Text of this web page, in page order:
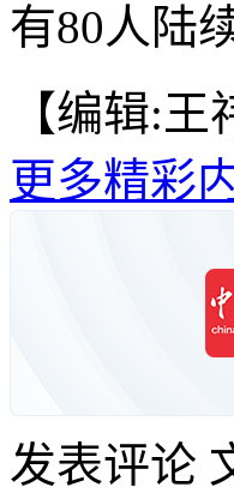
有80人陆
【编辑:王
更多精彩
发表评论